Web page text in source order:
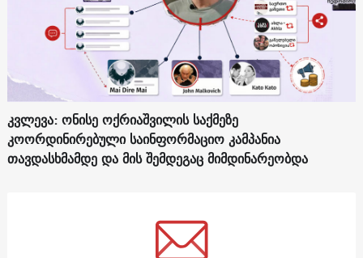
კვლევა: ონისე ოქრიაშვილის საქმეზე
კოორდინირებული საინფორმაციო კამპანია
თავდასხმამდე და მის შემდეგაც მიმდინარეობდა